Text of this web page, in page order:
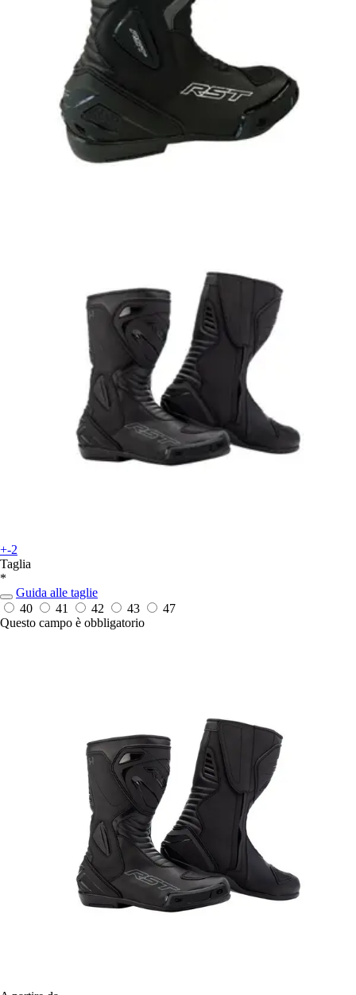
+-2
Taglia
*
Guida alle taglie
40
41 42 43
47
Questo campo è obbligatorio